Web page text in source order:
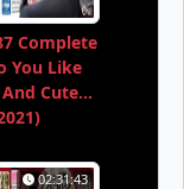
Complete
You Like
Cute...
02:31:43